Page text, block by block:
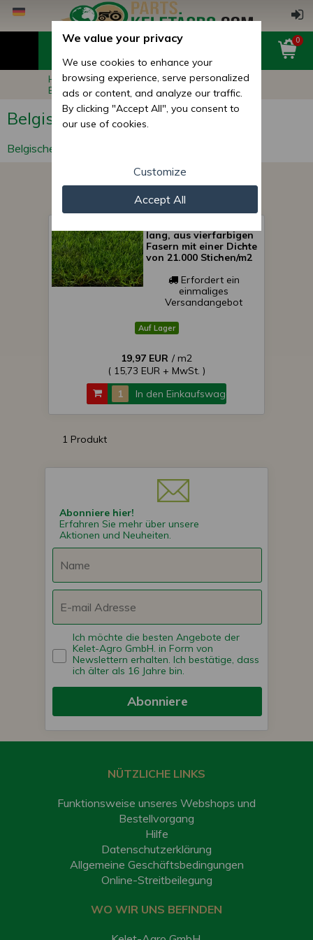
0
Hauptseite
Andere Produkte
Belgischer Rasen
Belgischer Rasen
Belgischer Rasen.
lang, aus vierfarbigen
Fasern mit einer Dichte
von 21.000 Stichen/m2
Erfordert ein
einmaliges
Versandangebot
Auf Lager
19,97 EUR / m2
( 15,73 EUR + MwSt. )
In den Einkaufswagen
1 Produkt
Abonniere hier!
Erfahren Sie mehr über unsere
Aktionen und Neuheiten.
Ich möchte die besten Angebote der
Kelet-Agro GmbH. in Form von
Newslettern erhalten. Ich bestätige, dass
ich älter als 16 Jahre bin.
Abonniere
NÜTZLICHE LINKS
Funktionsweise unseres Webshops und
Bestellvorgang
Hilfe
Datenschutzerklärung
Allgemeine Geschäftsbedingungen
Online-Streitbeilegung
WO WIR UNS BEFINDEN
We value your privacy
We use cookies to enhance your
browsing experience, serve personalized
ads or content, and analyze our traffic.
By clicking "Accept All", you consent to
our use of cookies.
Customize
Accept All